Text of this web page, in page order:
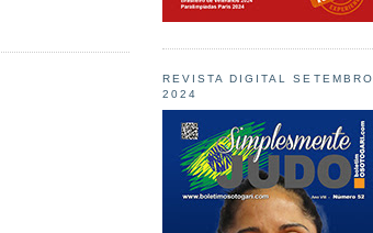
REVISTA DIGITAL SETEMBRO
2024